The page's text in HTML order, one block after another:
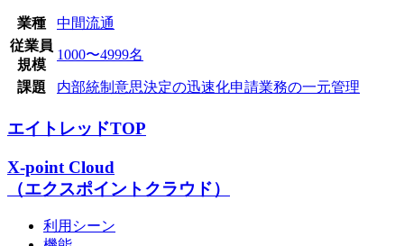
業種
中間流通
従業員
規模
1000〜4999名
課題 内部統制 意思決定の迅速化申請業務の一元管理
エイトレッドTOP
X-point Cloud
（エクスポイントクラウド）
利用シーン